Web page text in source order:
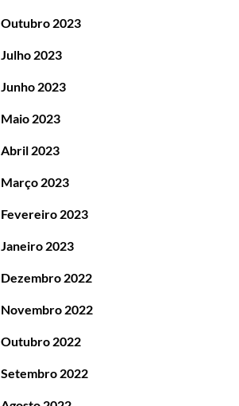
Outubro 2023
Julho 2023
Junho 2023
Maio 2023
Abril 2023
Março 2023
Fevereiro 2023
Janeiro 2023
Dezembro 2022
Novembro 2022
Outubro 2022
Setembro 2022